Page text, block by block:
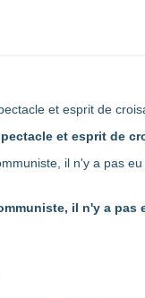
et esprit de
il n'y a pas